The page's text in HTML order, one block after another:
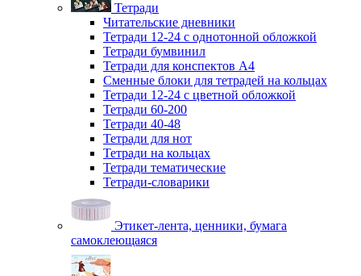
Тетради
Читательские дневники
Тетради 12-24 с однотонной обложкой
Тетради бумвинил
Тетради для конспектов А4
Сменные блоки для тетрадей на кольцах
Тетради 12-24 с цветной обложкой
Тетради 60-200
Тетради 40-48
Тетради для нот
Тетради на кольцах
Тетради тематические
Тетради-словарики
Этикет-лента, ценники, бумага
самоклеющаяся